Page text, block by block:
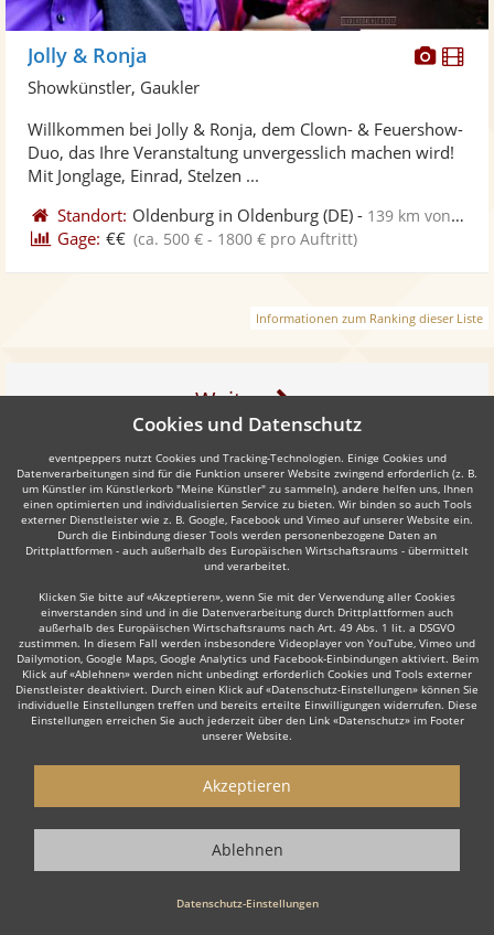
Fotos
Jolly & Ronja
Showkünstler, Gaukler
Willkommen bei Jolly & Ronja, dem Clown- & Feuershow-
Duo, das Ihre Veranstaltung unvergesslich machen wird!
Mit Jonglage, Einrad, Stelzen ...
Standort: Oldenburg in Oldenburg (DE) - 139 km von Münster
Gage: €€ (ca. 500 € - 1800 € pro Auftritt)
Informationen zum Ranking dieser Liste
Weiter
Auch interessant:
Kabarettist & Komiker Gedankenleser Burlesque
Wie funktioniert's?
Starten Sie mit dem Button 'Kostenlos anfragen' eine Anfrage an die für
Sie interessanten Showkünstler - also z. B. bestimmte Feuerkünstler
oder auch Feuerspucker. Diesen Button finden Sie auf den jeweiligen
Künstler-Profil-Seiten.
Cookies und Datenschutz
eventpeppers nutzt Cookies und Tracking-Technologien. Einige Cookies und
Datenverarbeitungen sind für die Funktion unserer Website zwingend erforderlich (z. B.
um Künstler im Künstlerkorb "Meine Künstler" zu sammeln), andere helfen uns, Ihnen
einen optimierten und individualisierten Service zu bieten. Wir binden so auch Tools
externer Dienstleister wie z. B. Google, Facebook und Vimeo auf unserer Website ein.
Durch die Einbindung dieser Tools werden personenbezogene Daten an
Drittplattformen - auch außerhalb des Europäischen Wirtschaftsraums - übermittelt
und verarbeitet.
Klicken Sie bitte auf «Akzeptieren», wenn Sie mit der Verwendung aller Cookies
einverstanden sind und in die Datenverarbeitung durch Drittplattformen auch
außerhalb des Europäischen Wirtschaftsraums nach Art. 49 Abs. 1 lit. a DSGVO
zustimmen. In diesem Fall werden insbesondere Videoplayer von YouTube, Vimeo und
Dailymotion, Google Maps, Google Analytics und Facebook-Einbindungen aktiviert. Beim
Klick auf «Ablehnen» werden nicht unbedingt erforderlich Cookies und Tools externer
Dienstleister deaktiviert. Durch einen Klick auf «Datenschutz-Einstellungen» können Sie
individuelle Einstellungen treffen und bereits erteilte Einwilligungen widerrufen. Diese
Einstellungen erreichen Sie auch jederzeit über den Link «Datenschutz» im Footer
unserer Website.
Datenschutz-Einstellungen
Akzeptieren
Ablehnen